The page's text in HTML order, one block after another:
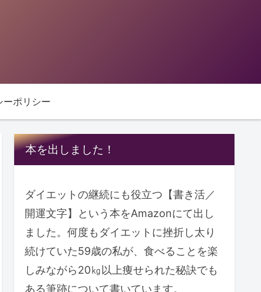
ーポリシー
本を出しました！
ダイエットの継続にも役立つ【書き活／
開運文字】という本をAmazonにて出し
ました。何度もダイエットに挫折し太り
続けていた59歳の私が、食べることを楽
しみながら20㎏以上痩せられた秘訣でも
ある筆跡について書いています。